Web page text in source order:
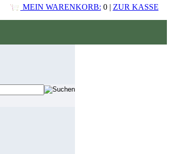
MEIN WARENKORB: 0 | ZUR KASSE